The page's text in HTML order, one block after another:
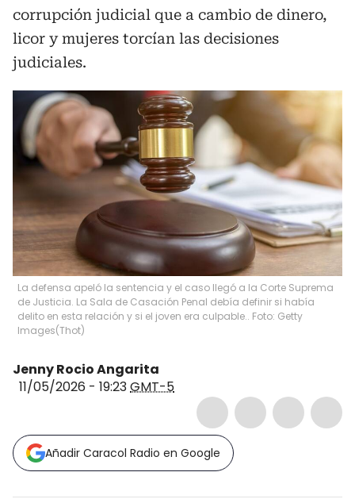
corrupción judicial que a cambio de dinero,
licor y mujeres torcían las decisiones
judiciales.
La defensa apeló la sentencia y el caso llegó a la Corte Suprema
de Justicia. La Sala de Casación Penal debía definir si había
delito en esta relación y si el joven era culpable.. Foto: Getty
Images(Thot)
Jenny Rocio Angarita
11/05/2026 - 19:23GMT-5
Añadir Caracol Radio en Google